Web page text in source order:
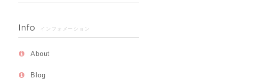
Info インフォメーション
About
Blog